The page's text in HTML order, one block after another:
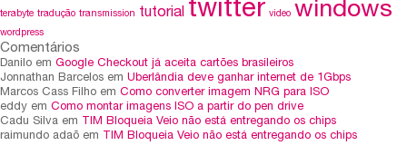
terabyte tradução transmission tutorial twitter video windows
wordpress
Comentários
Danilo em Google Checkout já aceita cartões brasileiros
Jonnathan Barcelos em Uberlândia deve ganhar internet de 1Gbps
Marcos Cass Filho em Como converter imagem NRG para ISO
eddy em Como montar imagens ISO a partir do pen drive
Cadu Silva em
TIM Bloqueia Veio não está entregando os chips
raimundo adaõ em
TIM Bloqueia Veio não está entregando os chips